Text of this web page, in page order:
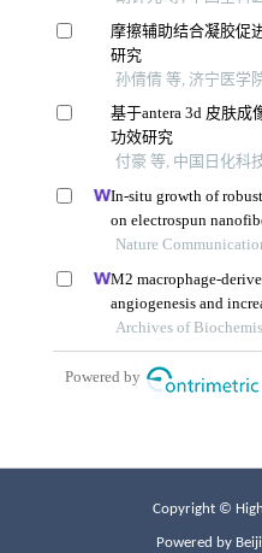
Copyright ©
Powered by